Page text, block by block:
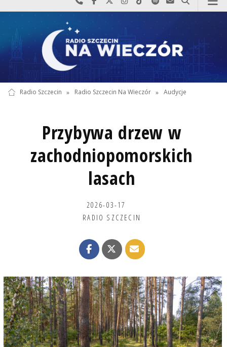
Radio Szczecin » Radio Szczecin Na Wieczór » Audycje
Przybywa drzew w
zachodniopomorskich
lasach
2026-03-17
RADIO SZCZECIN